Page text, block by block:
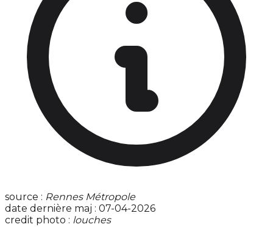
source : Rennes Métropole
date dernière maj : 07-04-2026
credit photo : louches